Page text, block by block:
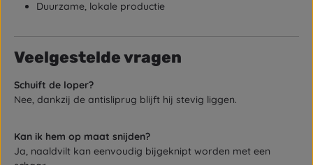
Duurzame, lokale productie
Veelgestelde vragen
Schuift de loper?
Nee, dankzij de antisliprug blijft hij stevig liggen.
Kan ik hem op maat snijden?
Ja, naaldvilt kan eenvoudig bijgeknipt worden met een